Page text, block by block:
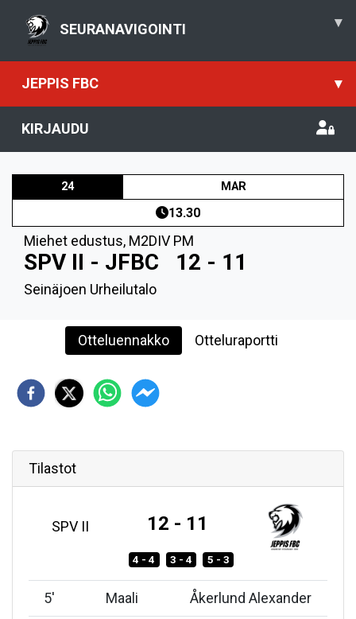
SEURANAVIGOINTI ▾
JEPPIS FBC ▾
KIRJAUDU
24 MAR
13.30
Miehet edustus, M2DIV PM
SPV II - JFBC 12 - 11
Seinäjoen Urheilutalo
Otteluennakko Otteluraportti
Tilastot
SPV II 12 - 11
4 - 4 3 - 4 5 - 3
5' Maali Åkerlund Alexander